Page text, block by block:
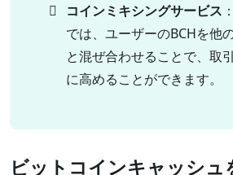
コインミキシングサービス
では、ユーザーのBCHを他
と混ぜ合わせることで、取
に高めることができます。
ビットコインキャッシュ